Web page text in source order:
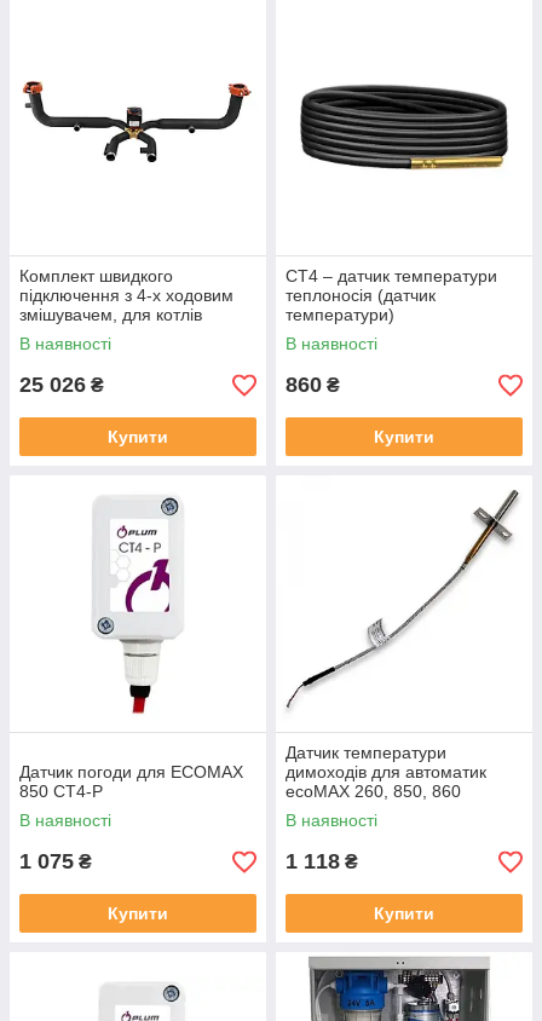
Комплект швидкого
підключення з 4-х ходовим
змішувачем, для котлів
100кВт
В наявності
25 026 ₴
Купити
СТ4 – датчик температури
теплоносія (датчик
температури)
В наявності
860 ₴
Купити
Датчик погоди для ECOMAX
850 СТ4-Р
В наявності
1 075 ₴
Купити
Датчик температури
димоходів для автоматик
ecoMAX 260, 850, 860
В наявності
1 118 ₴
Купити